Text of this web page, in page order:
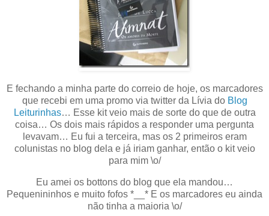
E fechando a minha parte do correio de hoje, os marcadores
que recebi em uma promo via twitter da Lívia do Blog
Leiturinhas… Esse kit veio mais de sorte do que de outra
coisa… Os dois mais rápidos a responder uma pergunta
levavam… Eu fui a terceira, mas os 2 primeiros eram
colunistas no blog dela e já iriam ganhar, então o kit veio
para mim \o/
Eu amei os bottons do blog que ela mandou…
Pequenininhos e muito fofos *__* E os marcadores eu ainda
não tinha a maioria \o/